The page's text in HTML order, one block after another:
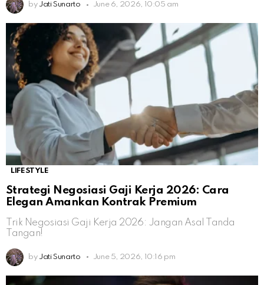
by Jati Sunarto June 6, 2026, 10:05 am
LIFESTYLE
Strategi Negosiasi Gaji Kerja 2026: Cara
Elegan Amankan Kontrak Premium
Trik Negosiasi Gaji Kerja 2026: Jangan Asal Tanda
Tangan!
by Jati Sunarto June 5, 2026, 10:16 pm